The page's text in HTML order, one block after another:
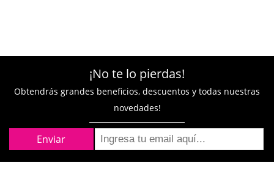
¡No te lo pierdas!
Obtendrás grandes beneficios, descuentos y todas nuestras
novedades!